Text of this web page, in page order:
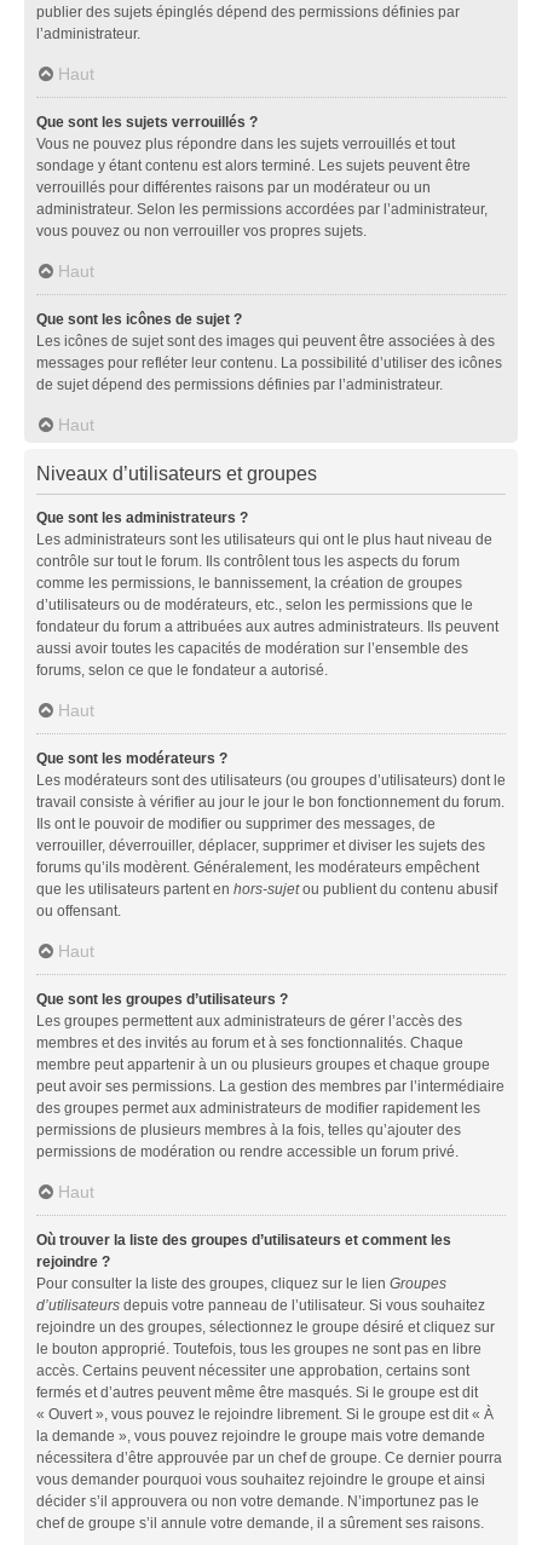
publier des sujets épinglés dépend des permissions définies par
l’administrateur.
Haut
Que sont les sujets verrouillés ?
Vous ne pouvez plus répondre dans les sujets verrouillés et tout
sondage y étant contenu est alors terminé. Les sujets peuvent être
verrouillés pour différentes raisons par un modérateur ou un
administrateur. Selon les permissions accordées par l’administrateur,
vous pouvez ou non verrouiller vos propres sujets.
Haut
Que sont les icônes de sujet ?
Les icônes de sujet sont des images qui peuvent être associées à des
messages pour refléter leur contenu. La possibilité d’utiliser des icônes
de sujet dépend des permissions définies par l’administrateur.
Haut
Niveaux d’utilisateurs et groupes
Que sont les administrateurs ?
Les administrateurs sont les utilisateurs qui ont le plus haut niveau de
contrôle sur tout le forum. Ils contrôlent tous les aspects du forum
comme les permissions, le bannissement, la création de groupes
d’utilisateurs ou de modérateurs, etc., selon les permissions que le
fondateur du forum a attribuées aux autres administrateurs. Ils peuvent
aussi avoir toutes les capacités de modération sur l’ensemble des
forums, selon ce que le fondateur a autorisé.
Haut
Que sont les modérateurs ?
Les modérateurs sont des utilisateurs (ou groupes d’utilisateurs) dont le
travail consiste à vérifier au jour le jour le bon fonctionnement du forum.
Ils ont le pouvoir de modifier ou supprimer des messages, de
verrouiller, déverrouiller, déplacer, supprimer et diviser les sujets des
forums qu’ils modèrent. Généralement, les modérateurs empêchent
que les utilisateurs partent en hors-sujetou publient du contenu abusif
ou offensant.
Haut
Que sont les groupes d’utilisateurs ?
Les groupes permettent aux administrateurs de gérer l’accès des
membres et des invités au forum et à ses fonctionnalités. Chaque
membre peut appartenir à un ou plusieurs groupes et chaque groupe
peut avoir ses permissions. La gestion des membres par l’intermédiaire
des groupes permet aux administrateurs de modifier rapidement les
permissions de plusieurs membres à la fois, telles qu’ajouter des
permissions de modération ou rendre accessible un forum privé.
Haut
Où trouver la liste des groupes d’utilisateurs et comment les
rejoindre ?
Pour consulter la liste des groupes, cliquez sur le lien Groupes
d’utilisateurs depuis votre panneau de l’utilisateur. Si vous souhaitez
rejoindre un des groupes, sélectionnez le groupe désiré et cliquez sur
le bouton approprié. Toutefois, tous les groupes ne sont pas en libre
accès. Certains peuvent nécessiter une approbation, certains sont
fermés et d’autres peuvent même être masqués. Si le groupe est dit
« Ouvert », vous pouvez le rejoindre librement. Si le groupe est dit « À
la demande », vous pouvez rejoindre le groupe mais votre demande
nécessitera d’être approuvée par un chef de groupe. Ce dernier pourra
vous demander pourquoi vous souhaitez rejoindre le groupe et ainsi
décider s’il approuvera ou non votre demande. N’importunez pas le
chef de groupe s’il annule votre demande, il a sûrement ses raisons.